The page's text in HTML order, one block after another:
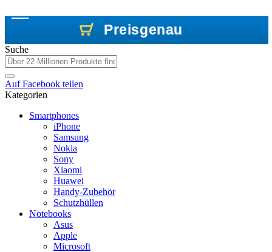
Preisgenau
Preisgenau
Preisgenau
Suche
AufFacebook teilen
Kategorien
Smartphones
iPhone
Samsung
Nokia
Sony
Xiaomi
Huawei
Handy-Zubehör
Schutzhüllen
Notebooks
Asus
Apple
Microsoft